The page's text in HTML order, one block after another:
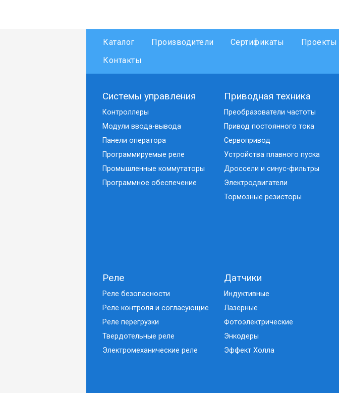
Каталог Производители Сертификаты Проекты
Контакты
Системы управления
Контроллеры
Модули ввода-вывода
Панели оператора
Программируемые реле
Промышленные коммутаторы
Программное обеспечение
Приводная техника
Преобразователи частоты
Привод постоянного тока
Сервопривод
Устройства плавного пуска
Дроссели и синус-фильтры
Электродвигатели
Тормозные резисторы
Реле
Реле безопасности
Реле контроля и согласующие
Реле перегрузки
Твердотельные реле
Электромеханические реле
Датчики
Индуктивные
Лазерные
Фотоэлектрические
Энкодеры
Эффект Холла